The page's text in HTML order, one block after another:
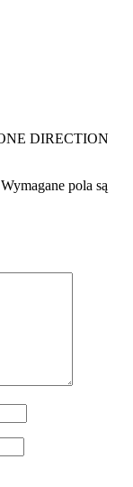
DIRECTION
Wymagane pola są